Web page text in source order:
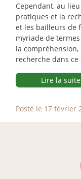
Cependant, au
pratiques et la
et les bailleurs de
myriade de
la compréhension,
recherche dans ce
Lire la suite
Posté le 17 février